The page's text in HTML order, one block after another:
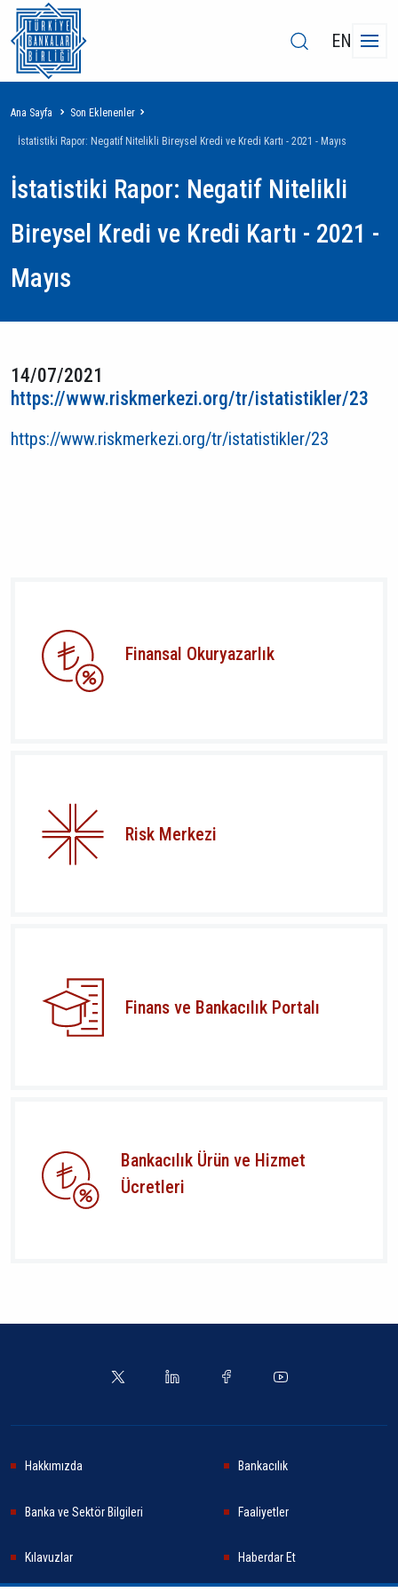
EN
Sayfa
yolu
Ana Sayfa Son Eklenenler
İstatistiki Rapor: Negatif Nitelikli Bireysel Kredi ve Kredi Kartı - 2021 - Mayıs
İstatistiki Rapor: Negatif Nitelikli
Bireysel Kredi ve Kredi Kartı - 2021 -
Mayıs
14/07/2021
https://www.riskmerkezi.org/tr/istatistikler/23
https://www.riskmerkezi.org/tr/istatistikler/23
Finansal Okuryazarlık
Risk Merkezi
Finans ve Bankacılık Portalı
Bankacılık Ürün ve Hizmet
Ücretleri
Hakkımızda Bankacılık
Banka ve Sektör Bilgileri Faaliyetler
Kılavuzlar Haberdar Et